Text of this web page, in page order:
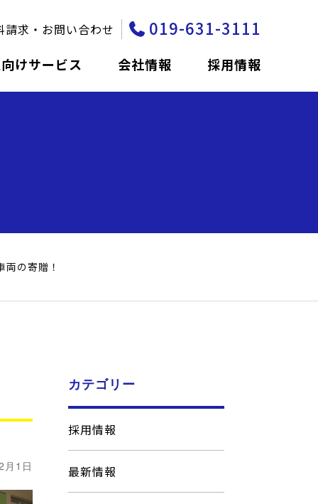
請求・お問い合わせ 019-631-3111
けサービス 会社情報 採用情報
の寄贈！
月1日
カテゴリー
採用情報
最新情報